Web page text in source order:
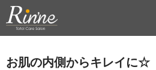
お肌の内側からキレイに☆